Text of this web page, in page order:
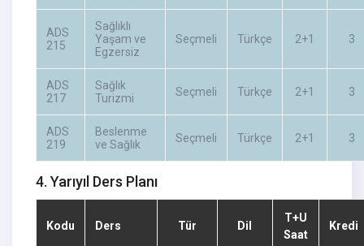
ADS
215
Sağlıklı
Yaşam ve
Egzersiz
Seçmeli Türkçe 2+1 3
ADS
217
Sağlık
Turizmi
Seçmeli Türkçe 2+1 3
ADS
219
Beslenme
ve Sağlık
Seçmeli Türkçe 2+1 3
4. Yarıyıl Ders Planı
Kodu Ders Tür Dil
T+U
Saat
Kredi